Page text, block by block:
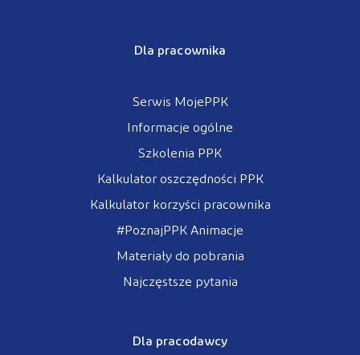
Dla pracownika
Serwis MojePPK
Informacje ogólne
Szkolenia PPK
Kalkulator oszczędności PPK
Kalkulator korzyści pracownika
#PoznajPPK Animacje
Materiały do pobrania
Najczęstsze pytania
Dla pracodawcy